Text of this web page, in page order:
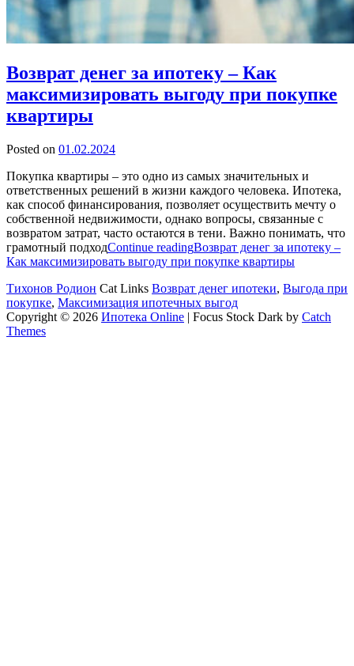
Возврат денег за ипотеку – Как
максимизировать выгоду при покупке
квартиры
Posted on 01.02.2024
Покупка квартиры – это одно из самых значительных и
ответственных решений в жизни каждого человека. Ипотека,
как способ финансирования, позволяет осуществить мечту о
собственной недвижимости, однако вопросы, связанные с
возвратом затрат, часто остаются в тени. Важно понимать, что
грамотный подходContinue readingВозврат денег за ипотеку –
Как максимизировать выгоду при покупке квартиры
Тихонов Родион Cat Links Возврат денег ипотеки, Выгода при
покупке, Максимизация ипотечных выгод
Copyright © 2026 Ипотека Online | Focus Stock Dark by Catch
Themes